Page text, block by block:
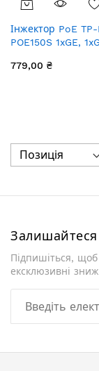
Інжектор PoE TP-
POE150S 1xGE,
779,00 ₴
Залишайтеся
Підпишіться,
ексклюзивні